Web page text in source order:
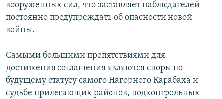
вооруженных сил, что заставляет наблюдателей
постоянно предупреждать об опасности новой
войны.
Самыми большими препятствиями для
достижения соглашения являются споры по
будущему статусу самого Нагорного Карабаха и
судьбе прилегающих районов, подконтрольных